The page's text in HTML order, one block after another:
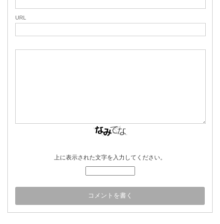
URL
上に表示された文字を入力してください。